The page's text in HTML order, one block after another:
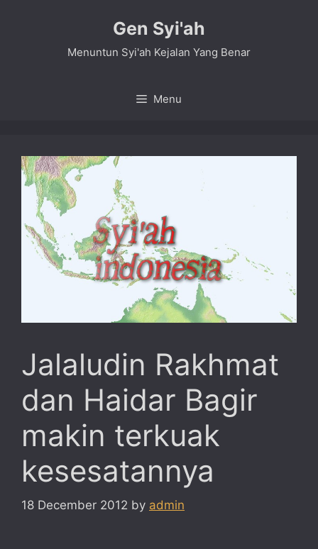
Gen Syi'ah
Menuntun Syi'ah Kejalan Yang Benar
Menu
Jalaludin Rakhmat
dan Haidar Bagir
makin terkuak
kesesatannya
18 December 2012 by admin